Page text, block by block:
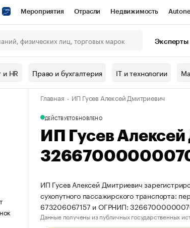
Мероприятия Отрасли Недвижимость
СПб Спецпроекты Проверка контрагентов
Рынок наличной валюты
Эксперты
HR Право и бухгалтерия IT и технологии
Главная ИП Гусев Алексей Дмитриевич
ДЕЙСТВУЕТОБНОВЛЕНО
ИП Гусев
ИП Гусев Алексей Дмитриевич
сухопутного пассажирского транспорта:
673206067157 и ОГРНИП:
Данные получены из публичных государственных